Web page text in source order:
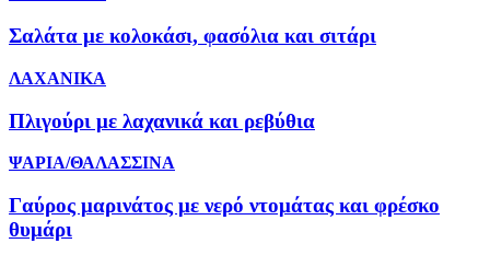
Σαλάτα με κολοκάσι, φασόλια και σιτάρι
ΛΑΧΑΝΙΚΑ
Πλιγούρι με λαχανικά και ρεβύθια
ΨΑΡΙΑ/ΘΑΛΑΣΣΙΝΑ
Γαύρος μαρινάτος με νερό ντομάτας και φρέσκο
θυμάρι